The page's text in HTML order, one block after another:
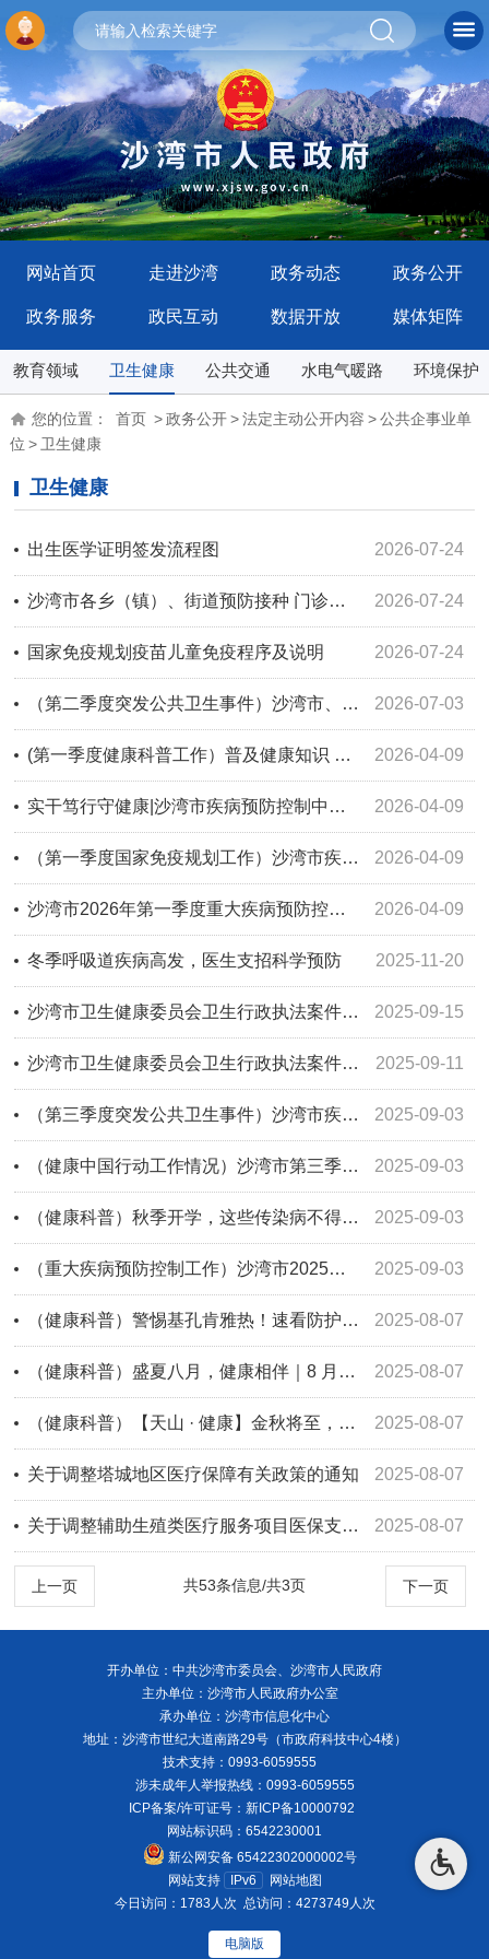
网站首页 走进沙湾 政务动态 政务公开
政务服务 政民互动 数据开放 媒体矩阵
教育领域 卫生健康 公共交通 水电气暖路 环境保护
您的位置： 首页 >政务公开>法定主动公开内容 >公共企事业单
位 > 卫生健康
卫生健康
2026-07-24
出生医学证明签发流程图
2026-07-24
沙湾市各乡（镇）、街道预防接种 门诊信息公示
2026-07-24
国家免疫规划疫苗儿童免疫程序及说明
2026-07-03
（第二季度突发公共卫生事件）沙湾市、乌苏市联合开展突发鼠疫疫情应急处置联合演练
2026-04-09
(第一季度健康科普工作）普及健康知识 筑牢健康防线 -沙湾市疾病预防控制中心开展科普知识宣传
2026-04-09
实干笃行守健康|沙湾市疾病预防控制中心在自治区布鲁氏菌病防控工作会议上作经验交流
2026-04-09
（第一季度国家免疫规划工作）沙湾市疾控中心免疫规划工作开展情况
2026-04-09
沙湾市2026年第一季度重大疾病预防控制工作开展情况
2025-11-20
冬季呼吸道疾病高发，医生支招科学预防
2025-09-15
沙湾市卫生健康委员会卫生行政执法案件公示表(沙卫公罚【2025】5号)
2025-09-11
沙湾市卫生健康委员会卫生行政执法案件公示表(沙卫公罚【2025】4号)
2025-09-03
（第三季度突发公共卫生事件）沙湾市疾控斩获塔城地区疾控系统应急竞赛团体一等奖
2025-09-03
（健康中国行动工作情况）沙湾市第三季度健康教育工作
2025-09-03
（健康科普）秋季开学，这些传染病不得不防！
2025-09-03
（重大疾病预防控制工作）沙湾市2025年第三季度重大疾病预防控制工作开展情况
2025-08-07
（健康科普）警惕基孔肯雅热！速看防护指南！
2025-08-07
（健康科普）盛夏八月，健康相伴｜8 月健康提示请查收
2025-08-07
（健康科普）【天山 · 健康】金秋将至，防病保健康是关键！
2025-08-07
关于调整塔城地区医疗保障有关政策的通知
2025-08-07
关于调整辅助生殖类医疗服务项目医保支付范围的通知
上一页 下一页
共53条信息/共3页
开办单位：中共沙湾市委员会、沙湾市人民政府
主办单位：沙湾市人民政府办公室
承办单位：沙湾市信息化中心
地址：沙湾市世纪大道南路29号（市政府科技中心4楼）
技术支持：0993-6059555
涉未成年人举报热线：0993-6059555
ICP备案/许可证号： 新ICP备10000792
网站标识码：6542230001
新公网安备 65422302000002号
网站支持
IPv6
网站地图
今日访问：1783人次 总访问：4273749人次
电脑版